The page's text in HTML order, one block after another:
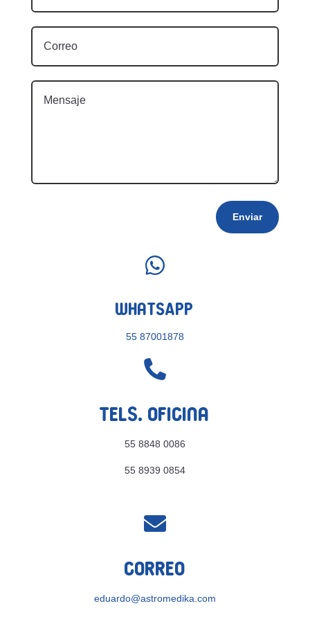
Enviar

WhatsApp
55 87001878

Tels. Oficina
55 8848 0086
55 8939 0854

Correo
eduardo@astromedika.com